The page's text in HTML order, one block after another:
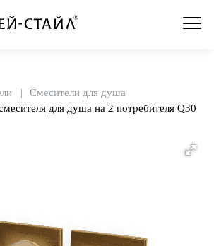
Смесители для душа
для душа на 2 потребителя Q30